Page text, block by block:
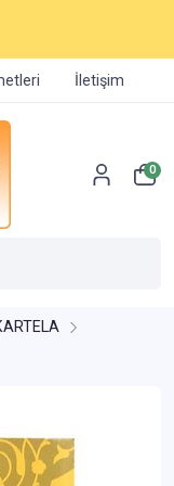
İletişim
0